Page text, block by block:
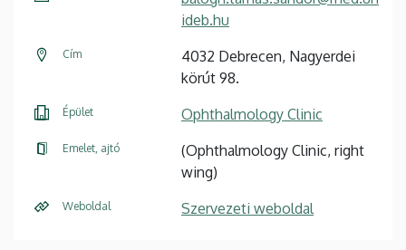
ideb.hu
Cím
4032 Debrecen, Nagyerdei
körút 98.
Épület Ophthalmology Clinic
Emelet, ajtó
(Ophthalmology Clinic, right
wing)
Weboldal Szervezeti weboldal